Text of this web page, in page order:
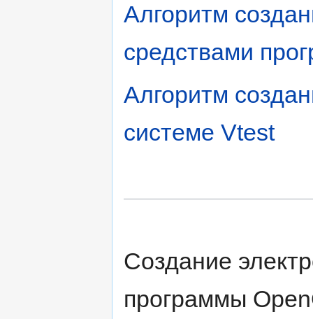
Алгоритм
средствами
Алгоритм
системе Vtest
Создание
программы